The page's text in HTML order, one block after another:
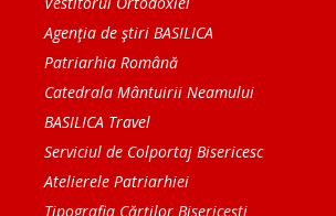
Agenţia de ştiri BASILICA
Patriarhia Română
Catedrala Mântuirii Neamului
BASILICA Travel
Serviciul de Colportaj Bisericesc
Atelierele Patriarhiei
Tipografia Cărţilor Bisericeşti